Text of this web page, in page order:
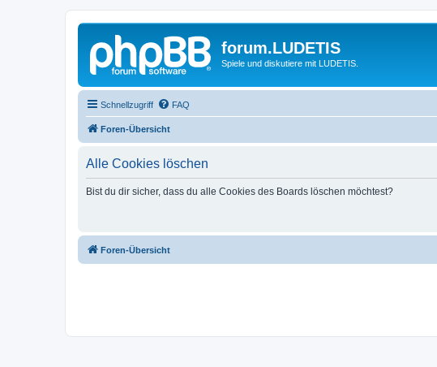
forum.LUDETIS
Spiele und diskutiere mit LUDETIS.
Schnellzugriff FAQ
Foren-Übersicht
Alle Cookies löschen
Bist du dir sicher, dass du alle Cookies des Boards löschen möchtest?
Foren-Übersicht